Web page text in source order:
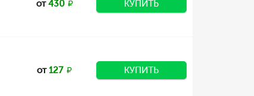
от430 КУПИТЬ
от127 КУПИТЬ